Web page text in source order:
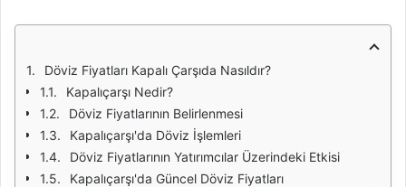
Döviz Fiyatları Kapalı Çarşıda Nasıldır?
Kapalıçarşı Nedir?
Döviz Fiyatlarının Belirlenmesi
Kapalıçarşı'da Döviz İşlemleri
Döviz Fiyatlarının Yatırımcılar Üzerindeki Etkisi
Kapalıçarşı'da Güncel Döviz Fiyatları